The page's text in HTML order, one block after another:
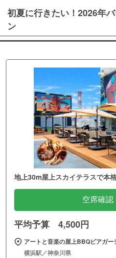
初夏に行きたい！2026年
ン
地上30m屋上スカイテラスで本
空席確認
平均予算 4,500円
アートと音楽の屋上BBQビアガ
横浜駅／神奈川県